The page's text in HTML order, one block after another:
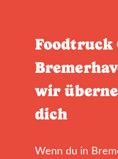
Foodtruck
wir
dich
Wenn du in